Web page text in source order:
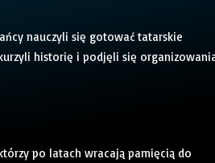
nauczyli się gotować tatarskie
historię i podjęli się
po latach wracają pamięcią do